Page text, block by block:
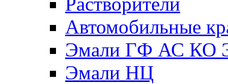
Автомобильные
Эмали ГФ АС КО
Эмали НЦ